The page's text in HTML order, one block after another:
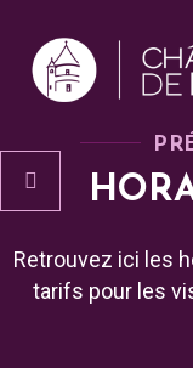
Retrouvez ici les
tarifs pour les